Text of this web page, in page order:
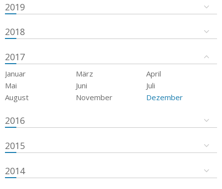
2019
2018
2017
Januar März
April
Mai
Juni
Juli
August
November Dezember
2016
2015
2014